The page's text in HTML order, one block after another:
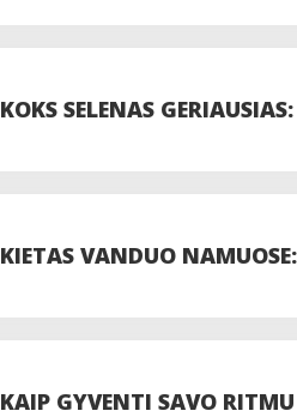
KOKS SELENAS
KIETAS VANDUO
KAIP GYVENTI SAVO